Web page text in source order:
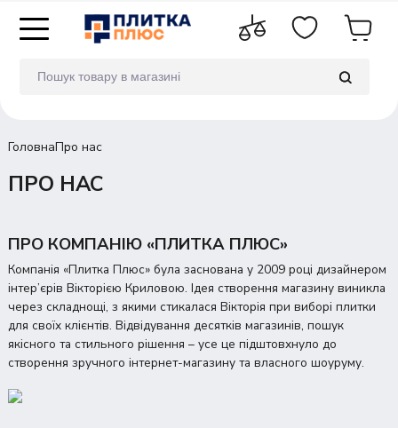
ГоловнаПро нас
ПРО НАС
ПРО КОМПАНІЮ «ПЛИТКА ПЛЮС»
Компанія «Плитка Плюс» була заснована у 2009 році дизайнером
інтер’єрів Вікторією Криловою. Ідея створення магазину виникла
через складнощі, з якими стикалася Вікторія при виборі плитки
для своїх клієнтів. Відвідування десятків магазинів, пошук
якісного та стильного рішення – усе це підштовхнуло до
створення зручного інтернет-магазину та власного шоуруму.